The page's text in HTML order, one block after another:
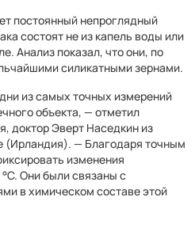
постоянный непроглядный
состоят не из капель воды или
Анализ показал, что они, по
силикатными зернами.
из самых точных измерений
объекта, — отметил
доктор Эверт Наседкин из
(Ирландия). — Благодаря точным
изменения
Они были связаны с
в химическом составе этой